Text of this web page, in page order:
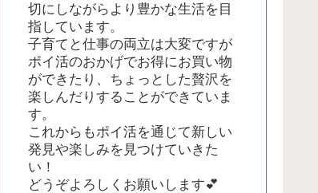
切にしながらより豊かな生活を目
指しています。
子育てと仕事の両立は大変ですが
ポイ活のおかげでお得にお買い物
ができたり、ちょっとした贅沢を
楽しんだりすることができていま
す。
これからもポイ活を通じて新しい
発見や楽しみを見つけていきた
い！
どうぞよろしくお願いします💕